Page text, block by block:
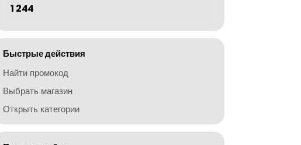
1 244
Быстрые действия
Найти промокод
Выбрать магазин
Открыть категории